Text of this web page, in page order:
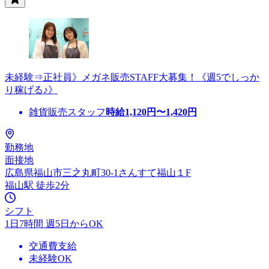
未経験⇒正社員》メガネ販売STAFF大募集！《週5でしっか
り稼げる♪》
雑貨販売スタッフ 時給1,120円〜1,420円
勤務地
面接地
広島県福山市三之丸町30-1さんすて福山１F
福山駅 徒歩2分
シフト
1日7時間 週5日からOK
交通費支給
未経験OK